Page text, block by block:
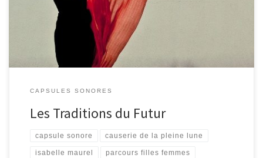
voyageuse Saïda Nait-Bouda.
CAPSULES SONORES
Les Traditions du Futur
capsule sonore causerie de la pleine lune
isabelle maurel parcours filles femmes